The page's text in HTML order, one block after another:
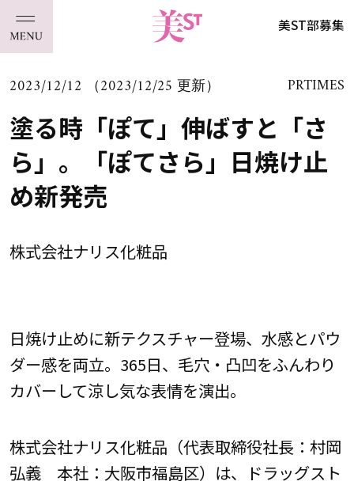
美ST部募集
2023/12/12 （2023/12/25 更新） PRTIMES
塗る時「ぽて」伸ばすと「さ
ら」。「ぽてさら」日焼け止
め新発売
株式会社ナリス化粧品
日焼け止めに新テクスチャー登場、水感とパウ
ダー感を両立。365日、毛穴・凸凹をふんわり
カバーして涼し気な表情を演出。
株式会社ナリス化粧品（代表取締役社長：村岡
弘義 本社：大阪市福島区）は、ドラッグスト